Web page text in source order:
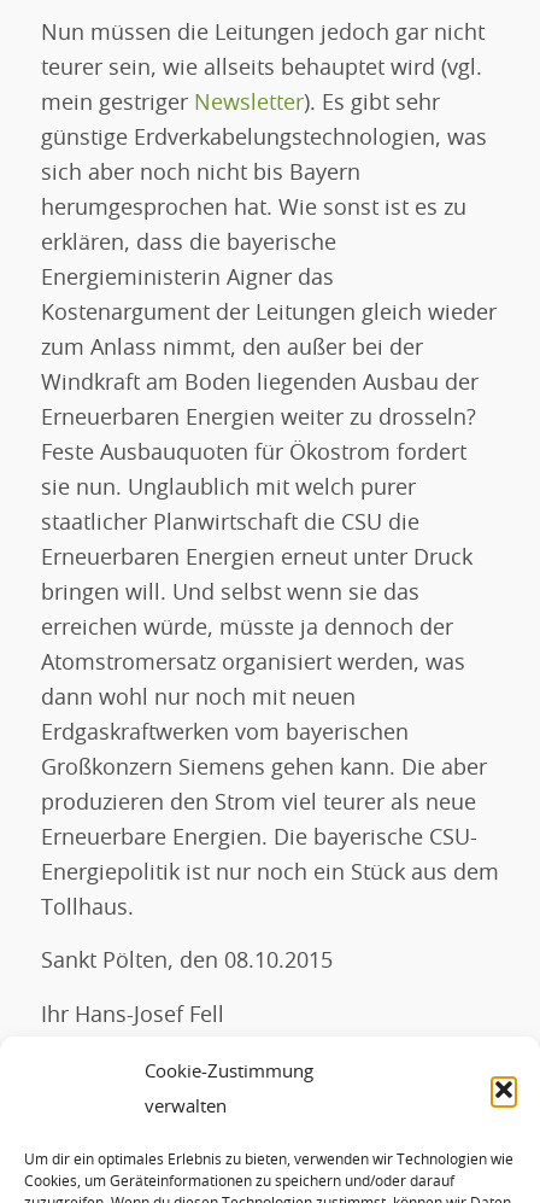
Cookie-Zustimmung
verwalten
Um dir ein optimales Erlebnis zu bieten, verwenden wir Technologien wie
Cookies, um Geräteinformationen zu speichern und/oder darauf
Nun müssen die Leitungen jedoch gar nicht
teurer sein, wie allseits behauptet wird (vgl.
mein gestriger Newsletter). Es gibt sehr
günstige Erdverkabelungstechnologien, was
sich aber noch nicht bis Bayern
herumgesprochen hat. Wie sonst ist es zu
erklären, dass die bayerische
Energieministerin Aigner das
Kostenargument der Leitungen gleich wieder
zum Anlass nimmt, den außer bei der
Windkraft am Boden liegenden Ausbau der
Erneuerbaren Energien weiter zu drosseln?
Feste Ausbauquoten für Ökostrom fordert
sie nun. Unglaublich mit welch purer
staatlicher Planwirtschaft die CSU die
Erneuerbaren Energien erneut unter Druck
bringen will. Und selbst wenn sie das
erreichen würde, müsste ja dennoch der
Atomstromersatz organisiert werden, was
dann wohl nur noch mit neuen
Erdgaskraftwerken vom bayerischen
Großkonzern Siemens gehen kann. Die aber
produzieren den Strom viel teurer als neue
Erneuerbare Energien. Die bayerische CSU-
Energiepolitik ist nur noch ein Stück aus dem
Tollhaus.
Sankt Pölten, den 08.10.2015
Ihr Hans-Josef Fell
Eintrag teilen